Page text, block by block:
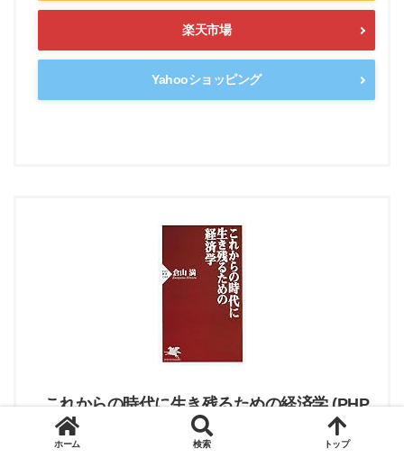
楽天市場
Yahooショッピング
これからの時代に生き残るための経済学 (PHP
新書)
ホーム 検索 トップ